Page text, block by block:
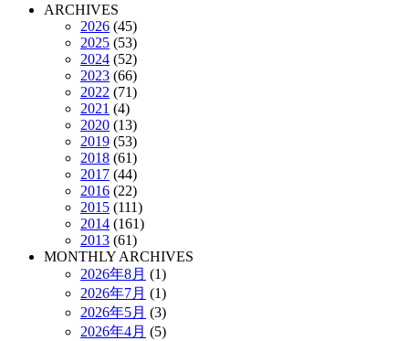
ARCHIVES
2026 (45)
2025 (53)
2024 (52)
2023 (66)
2022 (71)
2021 (4)
2020 (13)
2019 (53)
2018 (61)
2017 (44)
2016 (22)
2015 (111)
2014 (161)
2013 (61)
MONTHLY ARCHIVES
2026年8月 (1)
2026年7月 (1)
2026年5月 (3)
2026年4月 (5)